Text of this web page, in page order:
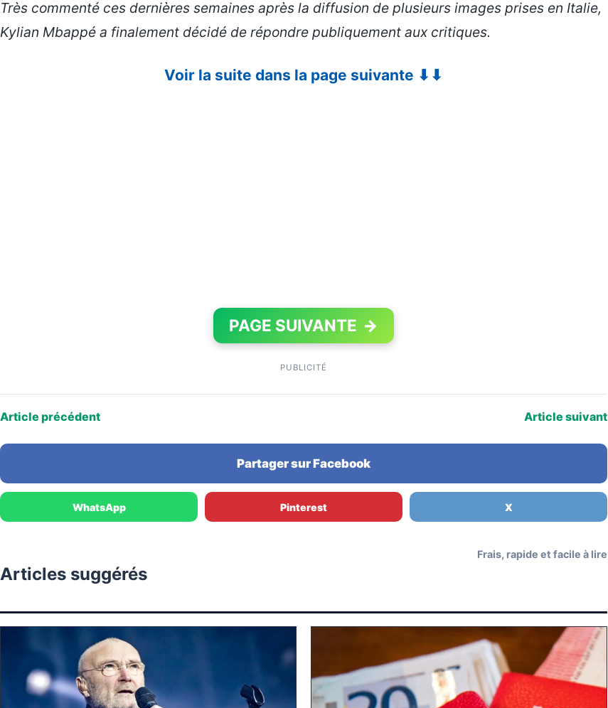
Très commenté ces dernières semaines après la diffusion de plusieurs images prises en Italie,
Kylian Mbappé a finalement décidé de répondre publiquement aux critiques.
Voir la suite dans la page suivante ⬇⬇
PAGE SUIVANTE →
PUBLICITÉ
Article précédent Article suivant
Partager sur Facebook
WhatsApp Pinterest X
Articles suggérés
Frais, rapide et facile à lire